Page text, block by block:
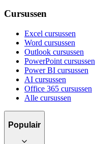
Cursussen
Excel cursussen
Word cursussen
Outlook cursussen
PowerPoint cursussen
Power BI cursussen
AI cursussen
Office 365 cursussen
Alle cursussen
Populair